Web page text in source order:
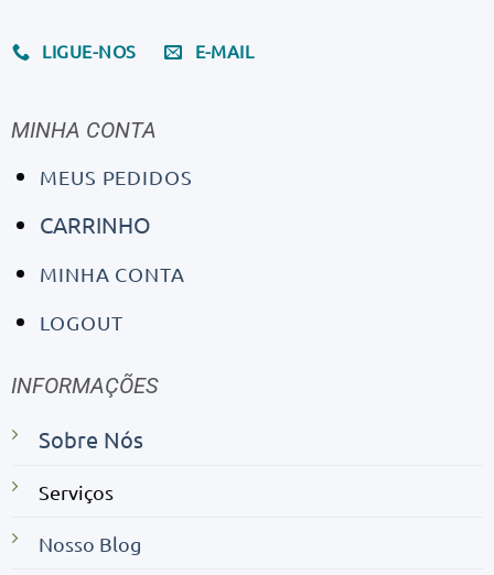
LIGUE-NOS E-MAIL
MINHA CONTA
MEUS PEDIDOS
CARRINHO
MINHA CONTA
LOGOUT
INFORMAÇÕES
Sobre Nós
Serviços
Nosso Blog